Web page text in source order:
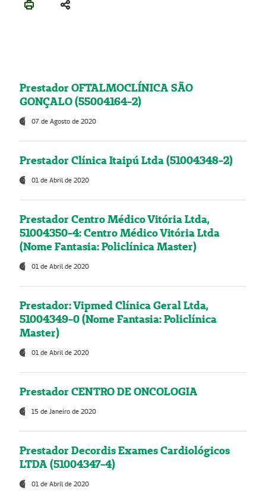
Prestador OFTALMOCLÍNICA SÃO
GONÇALO (55004164-2)
07 de Agosto de 2020
Prestador Clínica Itaipú Ltda (51004348-2)
01 de Abril de 2020
Prestador Centro Médico Vitória Ltda,
51004350-4: Centro Médico Vitória Ltda
(Nome Fantasia: Policlínica Master)
01 de Abril de 2020
Prestador: Vipmed Clínica Geral Ltda,
51004349-0 (Nome Fantasia: Policlínica
Master)
01 de Abril de 2020
Prestador CENTRO DE ONCOLOGIA
15 de Janeiro de 2020
Prestador Decordis Exames Cardiológicos
LTDA (51004347-4)
01 de Abril de 2020